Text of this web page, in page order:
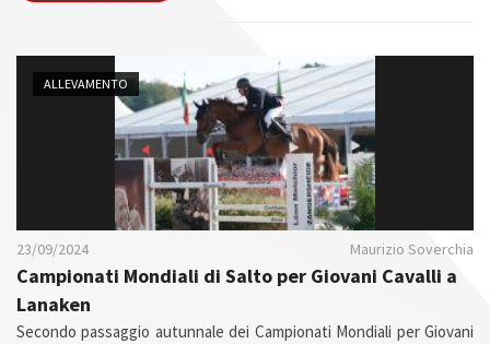
ALLEVAMENTO
23/09/2024 Maurizio Soverchia
Campionati Mondiali di Salto per Giovani Cavalli a
Lanaken
Secondo passaggio autunnale dei Campionati Mondiali per Giovani